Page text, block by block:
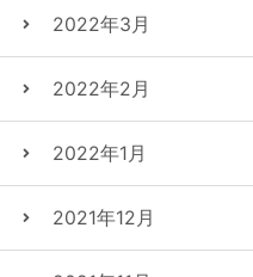
2022年3月
2022年2月
2022年1月
2021年12月